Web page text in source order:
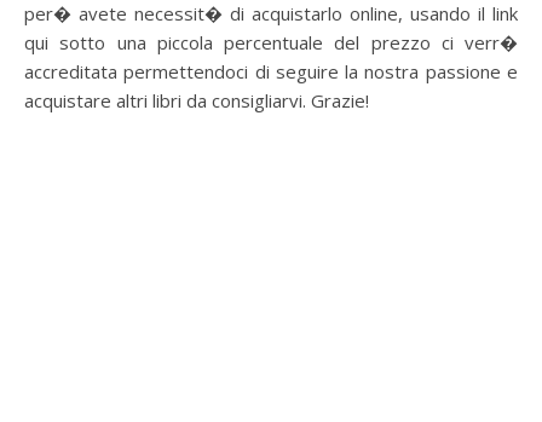
per� avete necessit� di acquistarlo online, usando il link
qui sotto una piccola percentuale del prezzo ci verr�
accreditata permettendoci di seguire la nostra passione e
acquistare altri libri da consigliarvi. Grazie!